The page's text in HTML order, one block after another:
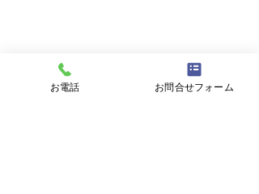
お電話 お問合せフォーム